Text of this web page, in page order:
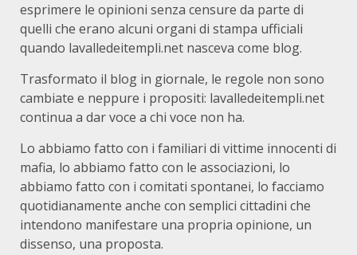
esprimere le opinioni senza censure da parte di
quelli che erano alcuni organi di stampa ufficiali
quando lavalledeitempli.net nasceva come blog.
Trasformato il blog in giornale, le regole non sono
cambiate e neppure i propositi: lavalledeitempli.net
continua a dar voce a chi voce non ha.
Lo abbiamo fatto con i familiari di vittime innocenti di
mafia, lo abbiamo fatto con le associazioni, lo
abbiamo fatto con i comitati spontanei, lo facciamo
quotidianamente anche con semplici cittadini che
intendono manifestare una propria opinione, un
dissenso, una proposta.